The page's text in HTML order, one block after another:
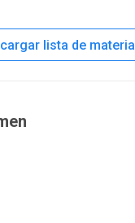
,Dominique H Limoli1
lista de